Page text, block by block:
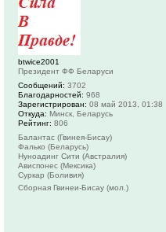
btwice2001
Президент ФФ Беларуси
Сообщений: 3702
Благодарностей: 968
Зарегистрирован: 08 май 2013, 01:38
Откуда: Минск, Беларусь
Рейтинг: 806
Балантас (Гвинея-Бисау)
Фалько (Беларусь)
Нуноадинг Сити (Австралия)
Ависпонес (Мексика)
Суркар (Боливия)
Сборная Гвинеи-Бисау (мол.)